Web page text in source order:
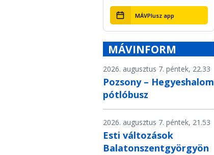
MÁVPlusz app
MÁVINFORM
2026. augusztus 7. péntek, 22.33
Pozsony – Hegyeshalom
pótlóbusz
2026. augusztus 7. péntek, 21.53
Esti változások
Balatonszentgyörgyön